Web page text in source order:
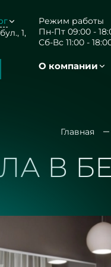
1,
Режим работы
Пн-Пт 09:00 -
Сб-Вс 11:00 -
О компании
Главная
В